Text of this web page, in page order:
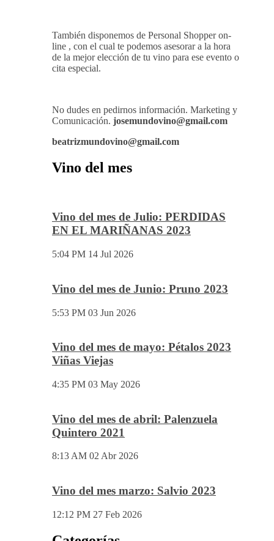
También disponemos de Personal Shopper on-
line , con el cual te podemos asesorar a la hora
de la mejor elección de tu vino para ese evento o
cita especial.
No dudes en pedirnos información. Marketing y
Comunicación. josemundovino@gmail.com
beatrizmundovino@gmail.com
Vino del mes
Vino del mes de Julio: PERDIDAS
EN EL MARIÑANAS 2023
5:04 PM 14 Jul 2026
Vino del mes de Junio: Pruno 2023
5:53 PM 03 Jun 2026
Vino del mes de mayo: Pétalos 2023
Viñas Viejas
4:35 PM 03 May 2026
Vino del mes de abril: Palenzuela
Quintero 2021
8:13 AM 02 Abr 2026
Vino del mes marzo: Salvio 2023
12:12 PM 27 Feb 2026